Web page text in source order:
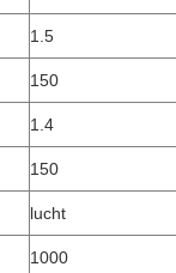
1.5
150
1.4
150
lucht
1000